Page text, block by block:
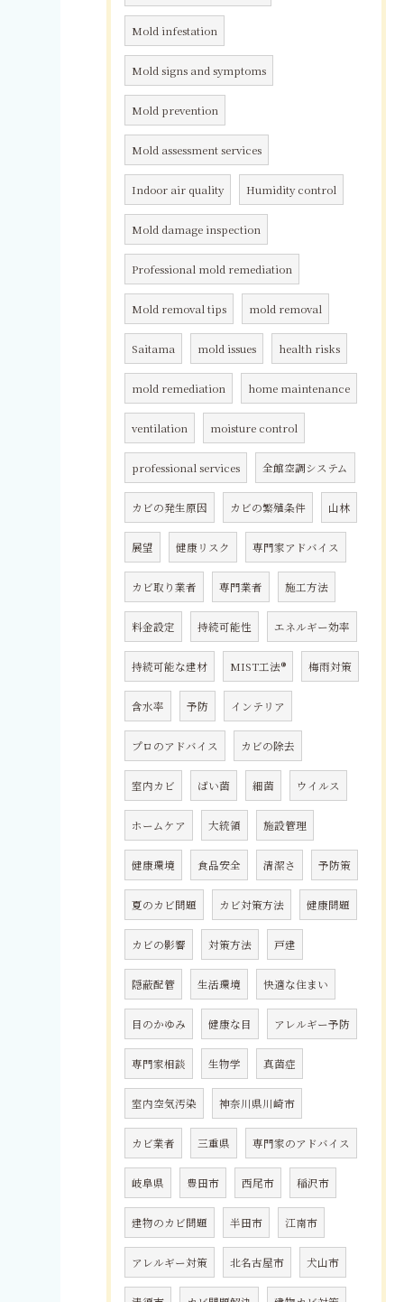
Mold infestation
Mold signs and symptoms
Mold prevention
Mold assessment services
Indoor air quality Humidity control
Mold damage inspection
Professional mold remediation
Mold removal tips mold removal
Saitama mold issues health risks
mold remediation home maintenance
ventilation moisture control
professional services 全館空調システム
カビの発生原因 カビの繁殖条件 山林
展望 健康リスク 専門家アドバイス
カビ取り業者 専門業者 施工方法
料金設定 持続可能性 エネルギー効率
持続可能な建材 MIST工法® 梅雨対策
含水率 予防 インテリア
プロのアドバイス カビの除去
室内カビ ばい菌 細菌 ウイルス
ホームケア 大統領 施設管理
健康環境 食品安全 清潔さ 予防策
夏のカビ問題 カビ対策方法 健康問題
カビの影響 対策方法 戸建
隠蔽配管 生活環境 快適な住まい
目のかゆみ 健康な目 アレルギー予防
専門家相談 生物学 真菌症
室内空気汚染 神奈川県川崎市
カビ業者 三重県 専門家のアドバイス
岐阜県 豊田市 西尾市 稲沢市
建物のカビ問題 半田市 江南市
アレルギー対策 北名古屋市 犬山市